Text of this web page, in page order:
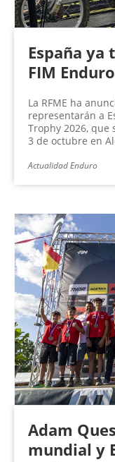
España ya
FIM
La RFME ha
representarán a
Trophy 2026,
3 de octubre en
Actualidad Enduro
Adam
mundial y